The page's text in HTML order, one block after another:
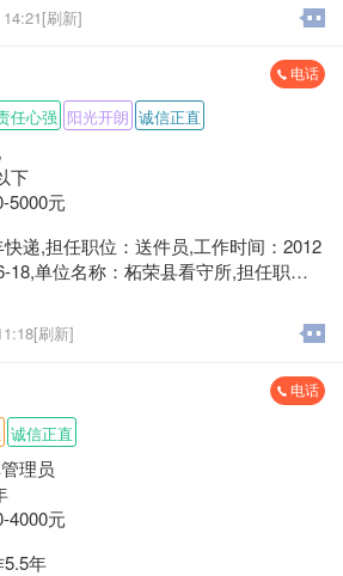
刷新]
电话
任心强 阳光开朗 诚信正直
下
5000元
递,担任职位：送件员,工作时间：2012
18,单位名称：柘荣县看守所,担任职
作时间：2014-08-04--2023-11-20,工作
员采购，机房日常检查，电子设备维
荣县公安局,担任职位：辅警,工作时间：
今,工作描述：负责设备问题排查，会议
刷新]
电话
诚信正直
理员
4000元
年